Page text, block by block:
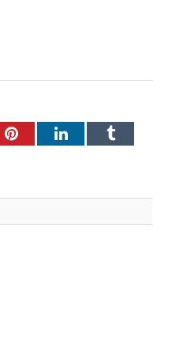
PinterestLinkedInTumblr